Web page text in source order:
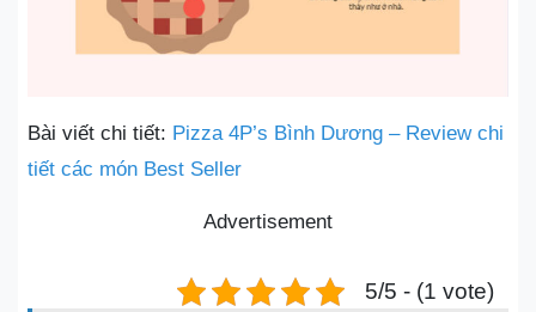
Bài viết chi tiết: Pizza 4P’s Bình Dương – Review chi
tiết các món Best Seller
Advertisement
5/5 - (1 vote)